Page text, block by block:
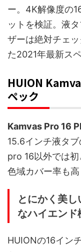
ー。4K解像度の
ットを検証。液
ザーは絶対チェ
た2021年最新ス
HUION
ペック
Kamvas Pro 16
15.6インチ液タ
pro 16以外では
色域カバー率も高
とにかく美
なハイエンド
HUIONの16イン